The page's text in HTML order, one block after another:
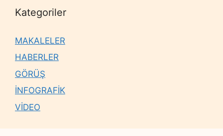
Kategoriler
MAKALELER
HABERLER
GÖRÜŞ
İNFOGRAFİK
VİDEO